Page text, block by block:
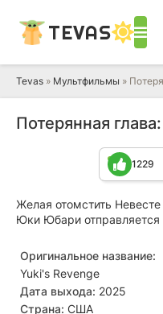
TEVAS
Tevas » Мультфильмы »
Потерянная
1229
Желая отомстить
Юки Юбари
Оригинальное название:
Yuki's Revenge
Дата выхода: 2025
Страна: США